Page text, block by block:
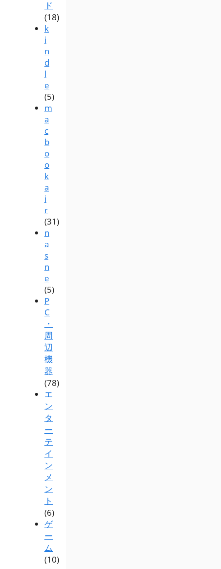
ド
(18)
k
i
n
d
l
e
(5)
m
a
c
b
o
o
k
a
i
r
(31)
n
a
s
n
e
(5)
P
C
・
周
辺
機
器
(78)
エ
ン
タ
ー
テ
イ
ン
メ
ン
ト
(6)
ゲ
ー
ム
(10)